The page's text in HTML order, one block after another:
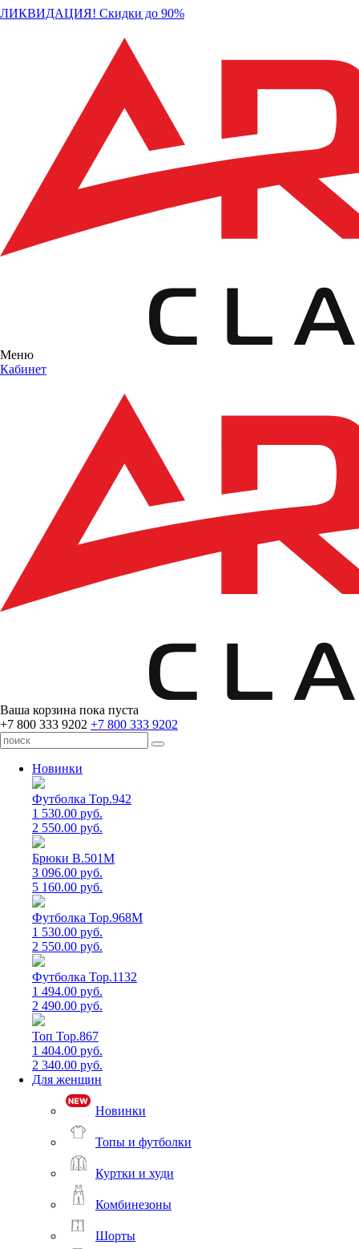
ЛИКВИДАЦИЯ! Скидки до 90%
Меню
Кабинет
Ваша корзина пока пуста
+7 800 333 9202 +7 800 333 9202
Новинки
Футболка Top.942
1 530.00 руб.
2 550.00 руб.
Брюки B.501M
3 096.00 руб.
5 160.00 руб.
Футболка Top.968M
1 530.00 руб.
2 550.00 руб.
Футболка Top.1132
1 494.00 руб.
2 490.00 руб.
Топ Top.867
1 404.00 руб.
2 340.00 руб.
Для женщин
Новинки
Топы и футболки
Куртки и худи
Комбинезоны
Шорты